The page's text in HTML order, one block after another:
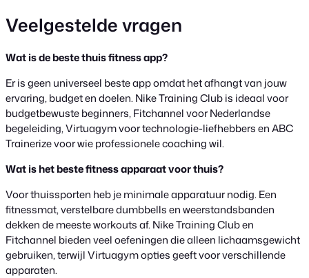
Veelgestelde vragen
Wat is de beste thuis fitness app?
Er is geen universeel beste app omdat het afhangt van jouw
ervaring, budget en doelen. Nike Training Club is ideaal voor
budgetbewuste beginners, Fitchannel voor Nederlandse
begeleiding, Virtuagym voor technologie-liefhebbers en ABC
Trainerize voor wie professionele coaching wil.
Wat is het beste fitness apparaat voor thuis?
Voor thuissporten heb je minimale apparatuur nodig. Een
fitnessmat, verstelbare dumbbells en weerstandsbanden
dekken de meeste workouts af. Nike Training Club en
Fitchannel bieden veel oefeningen die alleen lichaamsgewicht
gebruiken, terwijl Virtuagym opties geeft voor verschillende
apparaten.